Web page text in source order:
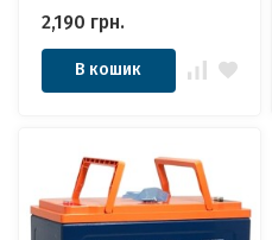
2,190 грн.
В кошик